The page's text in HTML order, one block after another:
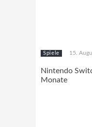
Spiele 15.
Nintendo
Monate